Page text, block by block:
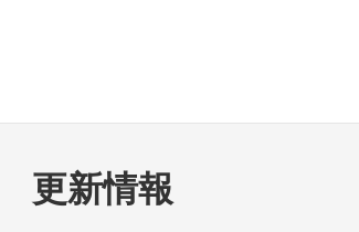
更新情報